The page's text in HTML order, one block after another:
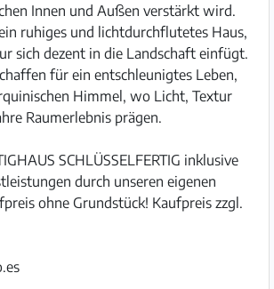
Innen und Außen verstärkt wird.
ruhiges und lichtdurchflutetes Haus,
sich dezent in die Landschaft einfügt.
für ein entschleunigtes Leben,
Himmel, wo Licht, Textur
Raumerlebnis prägen.
SCHLÜSSELFERTIG inklusive
durch unseren eigenen
ohne Grundstück! Kaufpreis zzgl.